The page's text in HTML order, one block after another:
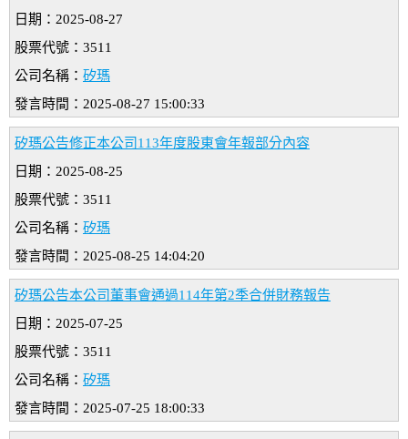
日期：2025-08-27
股票代號：3511
公司名稱： 矽瑪
發言時間：2025-08-27 15:00:33
矽瑪公告修正本公司113年度股東會年報部分內容
日期：2025-08-25
股票代號：3511
公司名稱： 矽瑪
發言時間：2025-08-25 14:04:20
矽瑪公告本公司董事會通過114年第2季合併財務報告
日期：2025-07-25
股票代號：3511
公司名稱： 矽瑪
發言時間：2025-07-25 18:00:33